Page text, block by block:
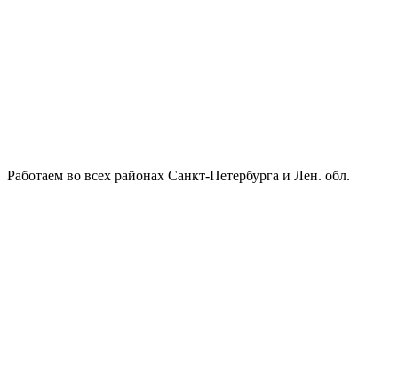
Работаем во всех районах Санкт-Петербурга и Лен. обл.